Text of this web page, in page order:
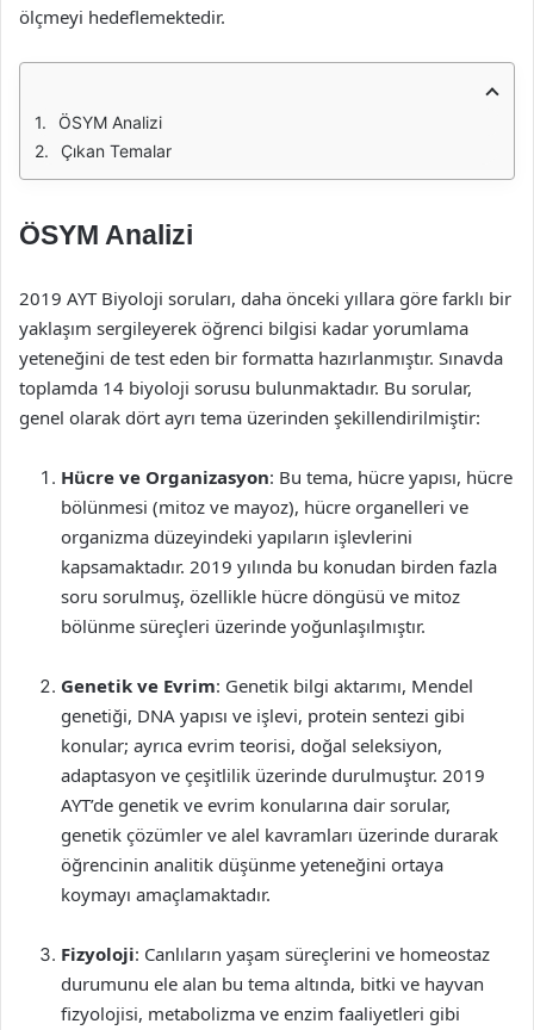
ölçmeyi hedeflemektedir.
ÖSYM Analizi
Çıkan Temalar
ÖSYM Analizi
2019 AYT Biyoloji soruları, daha önceki yıllara göre farklı bir
yaklaşım sergileyerek öğrenci bilgisi kadar yorumlama
yeteneğini de test eden bir formatta hazırlanmıştır. Sınavda
toplamda 14 biyoloji sorusu bulunmaktadır. Bu sorular,
genel olarak dört ayrı tema üzerinden şekillendirilmiştir:
Hücre ve Organizasyon: Bu tema, hücre yapısı, hücre
bölünmesi (mitoz ve mayoz), hücre organelleri ve
organizma düzeyindeki yapıların işlevlerini
kapsamaktadır. 2019 yılında bu konudan birden fazla
soru sorulmuş, özellikle hücre döngüsü ve mitoz
bölünme süreçleri üzerinde yoğunlaşılmıştır.
Genetik ve Evrim: Genetik bilgi aktarımı, Mendel
genetiği, DNA yapısı ve işlevi, protein sentezi gibi
konular; ayrıca evrim teorisi, doğal seleksiyon,
adaptasyon ve çeşitlilik üzerinde durulmuştur. 2019
AYT’de genetik ve evrim konularına dair sorular,
genetik çözümler ve alel kavramları üzerinde durarak
öğrencinin analitik düşünme yeteneğini ortaya
koymayı amaçlamaktadır.
Fizyoloji: Canlıların yaşam süreçlerini ve homeostaz
durumunu ele alan bu tema altında, bitki ve hayvan
fizyolojisi, metabolizma ve enzim faaliyetleri gibi